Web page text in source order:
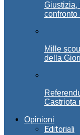
Giustizia,
confronto
Mille
della
Castriota
Opinioni
Editoriali